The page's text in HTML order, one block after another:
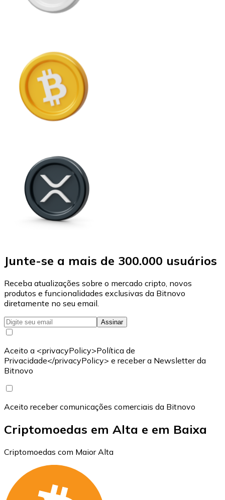
Junte-se a mais de 300.000 usuários
Receba atualizações sobre o mercado cripto, novos
produtos e funcionalidades exclusivas da Bitnovo
diretamente no seu email.
Assinar
Aceito a <privacyPolicy>Política de
Privacidade</privacyPolicy> e receber a Newsletter da
Bitnovo
Aceito receber comunicações comerciais da Bitnovo
Criptomoedas em Alta e em Baixa
Criptomoedas com Maior Alta